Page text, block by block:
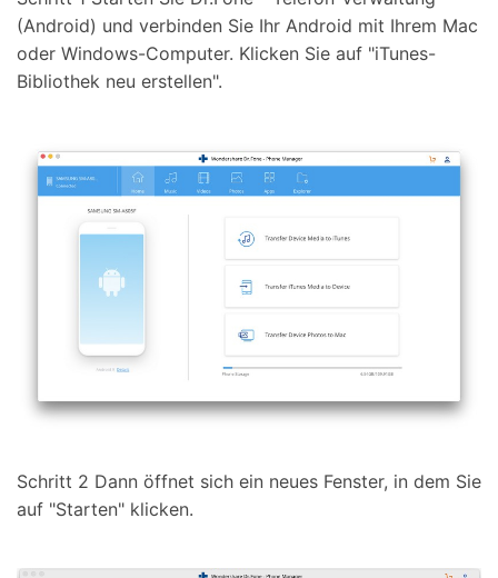
(Android) und verbinden Sie Ihr Android mit Ihrem Mac
oder Windows-Computer. Klicken Sie auf "iTunes-
Bibliothek neu erstellen".
Schritt 2 Dann öffnet sich ein neues Fenster, in dem Sie
auf "Starten" klicken.